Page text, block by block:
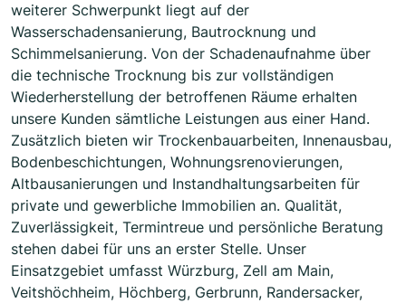
weiterer Schwerpunkt liegt auf der
Wasserschadensanierung, Bautrocknung und
Schimmelsanierung. Von der Schadenaufnahme über
die technische Trocknung bis zur vollständigen
Wiederherstellung der betroffenen Räume erhalten
unsere Kunden sämtliche Leistungen aus einer Hand.
Zusätzlich bieten wir Trockenbauarbeiten, Innenausbau,
Bodenbeschichtungen, Wohnungsrenovierungen,
Altbausanierungen und Instandhaltungsarbeiten für
private und gewerbliche Immobilien an. Qualität,
Zuverlässigkeit, Termintreue und persönliche Beratung
stehen dabei für uns an erster Stelle. Unser
Einsatzgebiet umfasst Würzburg, Zell am Main,
Veitshöchheim, Höchberg, Gerbrunn, Randersacker,